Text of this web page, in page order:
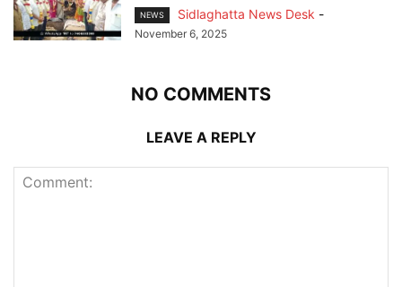
NEWS Sidlaghatta News Desk -
November 6, 2025
NO COMMENTS
LEAVE A REPLY